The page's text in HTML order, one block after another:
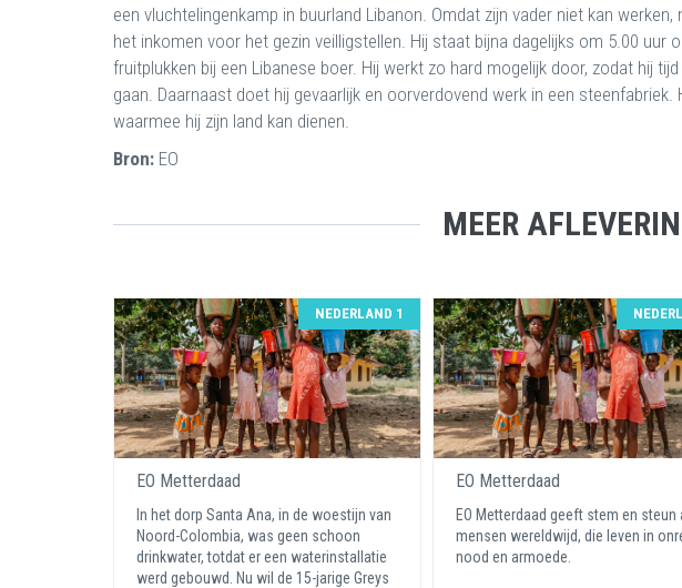
een vluchtelingenkamp in buurland Libanon. Omdat zijn vader niet kan
het inkomen voor het gezin veilligstellen. Hij staat bijna dagelijks om 5.00 uur
fruitplukken bij een Libanese boer. Hij werkt zo hard mogelijk door, zodat hij
gaan. Daarnaast doet hij gevaarlijk en oorverdovend werk in een
waarmee hij zijn land kan dienen.
Bron: EO
MEER
NEDERLAND 1
EO Metterdaad
In het dorp Santa Ana, in de woestijn van
Noord-Colombia, was geen schoon
drinkwater, totdat er een waterinstallatie
werd gebouwd. Nu wil de 15-jarige Greys
EO Metterdaad
EO Metterdaad geeft stem en steun
mensen wereldwijd, die leven in
nood en armoede.